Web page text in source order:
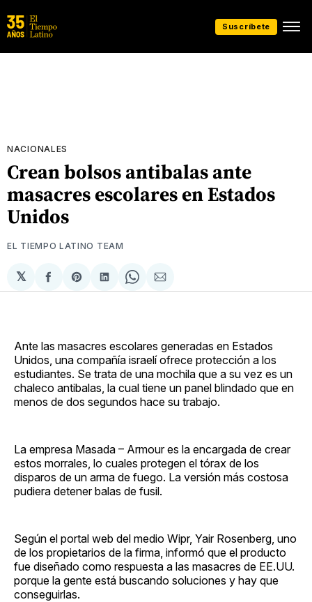
Suscríbete
NACIONALES
Crean bolsos antibalas ante
masacres escolares en Estados
Unidos
EL TIEMPO LATINO TEAM
𝕏
Compartir
en
Share
on
Compartir
en
Share
on
Compartir
via
Ante las masacres escolares generadas en Estados
Unidos, una compañía israelí ofrece protección a los
estudiantes. Se trata de una mochila que a su vez es un
chaleco antibalas, la cual tiene un panel blindado que en
menos de dos segundos hace su trabajo.
La empresa Masada – Armour es la encargada de crear
estos morrales, lo cuales protegen el tórax de los
disparos de un arma de fuego. La versión más costosa
pudiera detener balas de fusil.
Según el portal web del medio Wipr, Yair Rosenberg, uno
de los propietarios de la firma, informó que el producto
fue diseñado como respuesta a las masacres de EE.UU.
porque la gente está buscando soluciones y hay que
conseguirlas.